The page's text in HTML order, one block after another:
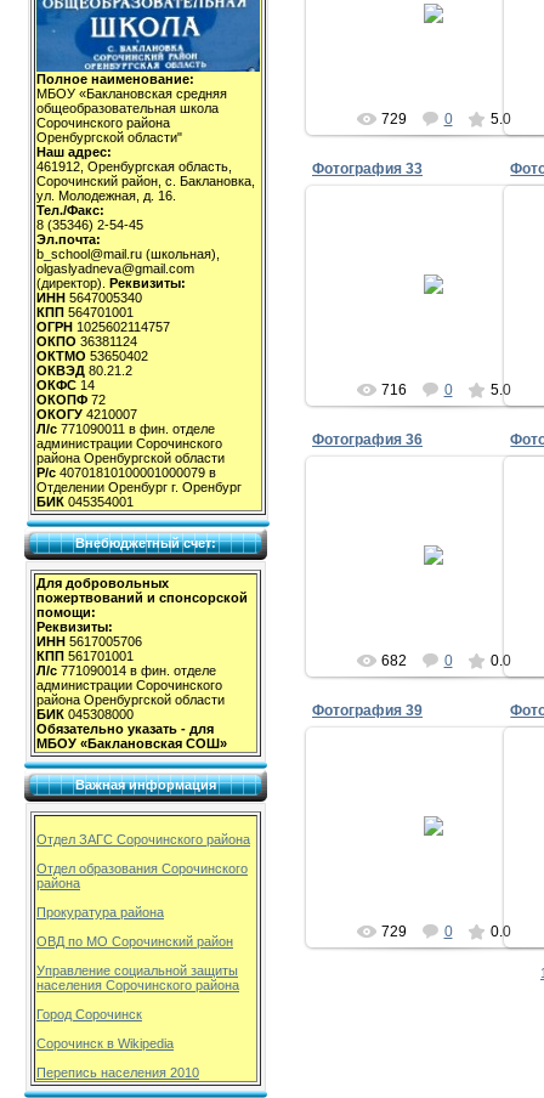
Полное наименование:
МБОУ «Баклановская средняя
общеобразовательная школа
Сорочинского района
Оренбургской области"
Наш адрес:
461912, Оренбургская область,
Сорочинский район, с. Баклановка,
ул. Молодежная, д. 16.
Тел./Факс:
8 (35346) 2-54-45
Эл.почта:
b_school@mail.ru (школьная),
olgaslyadneva@gmail.com
(директор). Реквизиты:
ИНН 5647005340
КПП 564701001
ОГРН 1025602114757
ОКПО 36381124
ОКТМО 53650402
ОКВЭД 80.21.2
ОКФС 14
ОКОПФ 72
ОКОГУ 4210007
Л/с 771090011 в фин. отделе
администрации Сорочинского
района Оренбургской области
Р/с 40701810100001000079 в
Отделении Оренбург г. Оренбург
БИК 045354001
Внебюджетный счет:
Для добровольных
пожертвований и спонсорской
помощи:
Реквизиты:
ИНН 5617005706
КПП 561701001
Л/с 771090014 в фин. отделе
администрации Сорочинского
района Оренбургской области
БИК 045308000
Обязательно указать - для
МБОУ «Баклановская СОШ»
Важная информация
Отдел ЗАГС Сорочинского района
Отдел образования Сорочинского
района
Прокуратура района
ОВД по МО Сорочинский район
Управление социальной защиты
населения Сорочинского района
Город Сорочинск
Сорочинск в Wikipedia
Перепись населения 2010
729 0 5.0
Фотография 33
716 0 5.0
Фотография 36
682 0 0.0
Фотография 39
729 0 0.0